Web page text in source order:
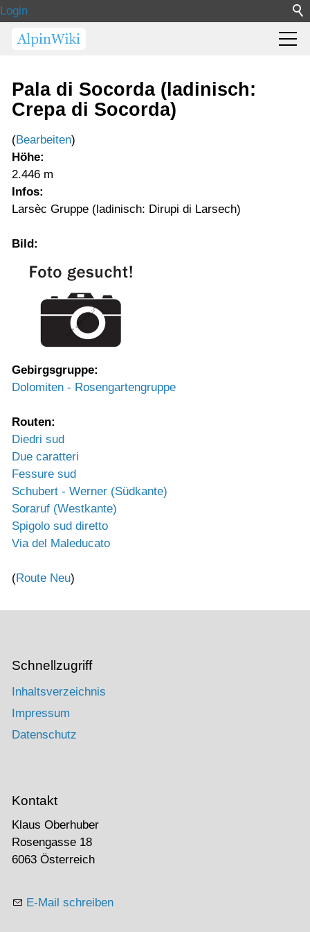
Login
Pala di Socorda (ladinisch:
Crepa di Socorda)
(Bearbeiten)
Höhe:
2.446 m
Infos:
Larsèc Gruppe (ladinisch: Dirupi di Larsech)
Bild:
Gebirgsgruppe:
Dolomiten - Rosengartengruppe
Routen:
Diedri sud
Due caratteri
Fessure sud
Schubert - Werner (Südkante)
Soraruf (Westkante)
Spigolo sud diretto
Via del Maleducato
(Route Neu)
Schnellzugriff
Inhaltsverzeichnis
Impressum
Datenschutz
Kontakt
Klaus Oberhuber
Rosengasse 18
6063 Österreich
E-Mail schreiben